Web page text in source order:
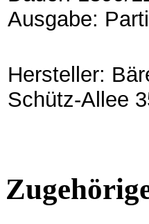
Ausgabe:
Hersteller:
Schütz-Allee